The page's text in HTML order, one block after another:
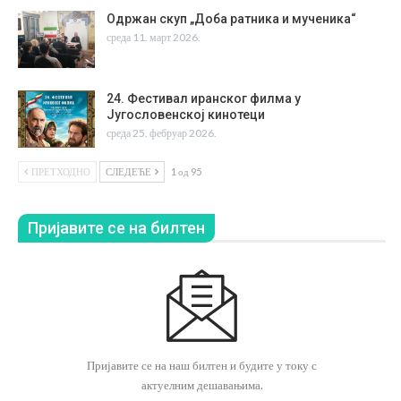
Одржан скуп „Доба ратника и мученика“
среда 11. март 2026.
24. Фестивал иранског филма у
Југословенској кинотеци
среда 25. фебруар 2026.
ПРЕТХОДНО СЛЕДЕЋЕ 1 од 95
Пријавите се на билтен
Пријавите се на наш билтен и будите у току с
актуелним дешавањима.